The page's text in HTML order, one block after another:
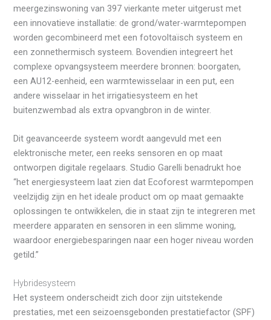
meergezinswoning van 397 vierkante meter uitgerust met
een innovatieve installatie: de grond/water-warmtepompen
worden gecombineerd met een fotovoltaïsch systeem en
een zonnethermisch systeem. Bovendien integreert het
complexe opvangsysteem meerdere bronnen: boorgaten,
een AU12-eenheid, een warmtewisselaar in een put, een
andere wisselaar in het irrigatiesysteem en het
buitenzwembad als extra opvangbron in de winter.
Dit geavanceerde systeem wordt aangevuld met een
elektronische meter, een reeks sensoren en op maat
ontworpen digitale regelaars. Studio Garelli benadrukt hoe
“het energiesysteem laat zien dat Ecoforest warmtepompen
veelzijdig zijn en het ideale product om op maat gemaakte
oplossingen te ontwikkelen, die in staat zijn te integreren met
meerdere apparaten en sensoren in een slimme woning,
waardoor energiebesparingen naar een hoger niveau worden
getild.”
Hybridesysteem
Het systeem onderscheidt zich door zijn uitstekende
prestaties, met een seizoensgebonden prestatiefactor (SPF)